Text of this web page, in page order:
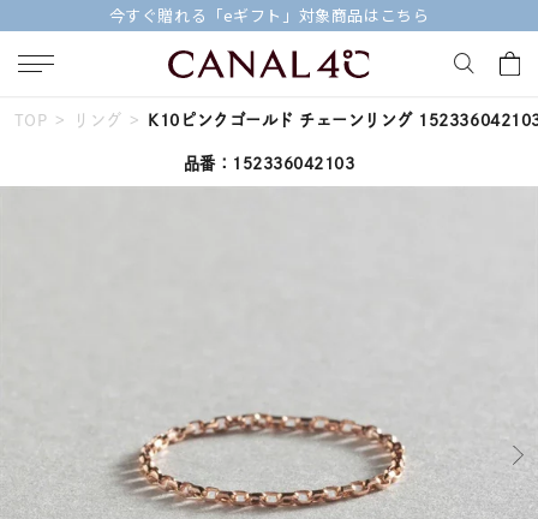
今すぐ贈れる「eギフト」対象商品はこちら
キーワードで検索する
カテゴリー すべてのジュエリー
TOP リング K10ピンクゴールド チェーンリング
品番：152336042103